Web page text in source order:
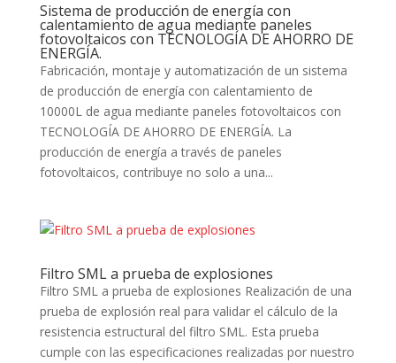
Sistema de producción de energía con
calentamiento de agua mediante paneles
fotovoltaicos con TECNOLOGÍA DE AHORRO DE
ENERGÍA.
Fabricación, montaje y automatización de un sistema
de producción de energía con calentamiento de
10000L de agua mediante paneles fotovoltaicos con
TECNOLOGÍA DE AHORRO DE ENERGÍA. La
producción de energía a través de paneles
fotovoltaicos, contribuye no solo a una...
Filtro SML a prueba de explosiones
Filtro SML a prueba de explosiones Realización de una
prueba de explosión real para validar el cálculo de la
resistencia estructural del filtro SML. Esta prueba
cumple con las especificaciones realizadas por nuestro